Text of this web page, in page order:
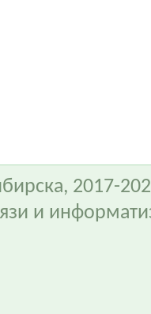
2017-
и